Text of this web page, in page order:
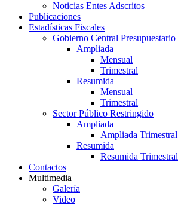
Noticias Entes Adscritos
Publicaciones
Estadísticas Fiscales
Gobierno Central Presupuestario
Ampliada
Mensual
Trimestral
Resumida
Mensual
Trimestral
Sector Público Restringido
Ampliada
Ampliada Trimestral
Resumida
Resumida Trimestral
Contactos
Multimedia
Galería
Video